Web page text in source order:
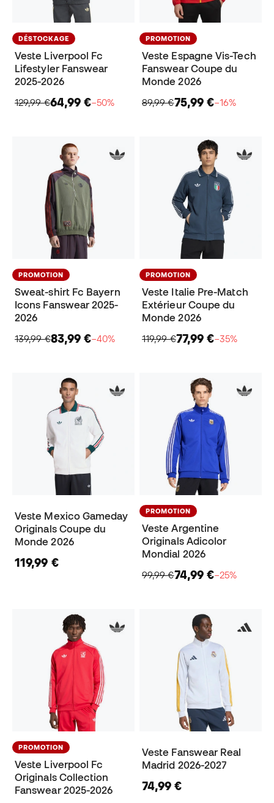
DÉSTOCKAGE
Veste Liverpool Fc
Lifestyler Fanswear
2025-2026
129,99 €64,99 €−50%
PROMOTION
Veste Espagne Vis-Tech
Fanswear Coupe du
Monde 2026
89,99 €75,99 €−16%
PROMOTION
Sweat-shirt Fc Bayern
Icons Fanswear 2025-
2026
139,99 €83,99 €−40%
PROMOTION
Veste Italie Pre-Match
Extérieur Coupe du
Monde 2026
119,99 €77,99 €−35%
Veste Mexico Gameday
Originals Coupe du
Monde 2026
119,99 €
PROMOTION
Veste Argentine
Originals Adicolor
Mondial 2026
99,99 €74,99 €−25%
PROMOTION
Veste Liverpool Fc
Originals Collection
Fanswear 2025-2026
Veste Fanswear Real
Madrid 2026-2027
74,99 €